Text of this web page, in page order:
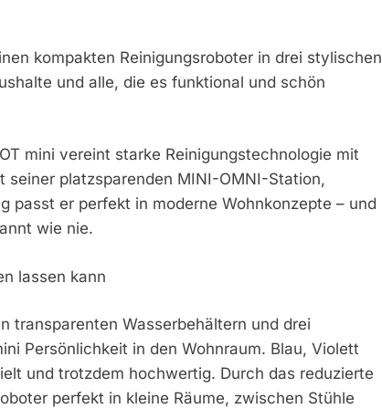
kompakten Reinigungsroboter in drei stylischen
und alle, die es funktional und schön
mini vereint starke Reinigungstechnologie mit
seiner platzsparenden MINI-OMNI-Station,
passt er perfekt in moderne Wohnkonzepte – und
wie nie.
lassen kann
transparenten Wasserbehältern und drei
Persönlichkeit in den Wohnraum. Blau, Violett
und trotzdem hochwertig. Durch das reduzierte
perfekt in kleine Räume, zwischen Stühle